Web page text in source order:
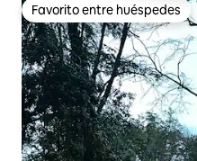
Favorito entre huéspedes
Favorito entre huéspedes